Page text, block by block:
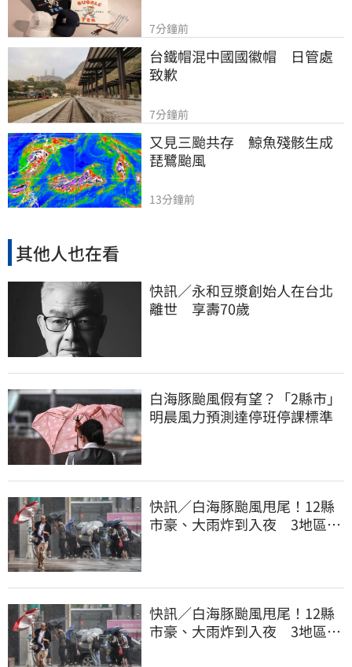
7分鐘前
台鐵帽混中國國徽帽　日管處
致歉
7分鐘前
又見三颱共存　鯨魚殘骸生成
琵鷺颱風
13分鐘前
其他人也在看
快訊／永和豆漿創始人在台北
離世 享壽70歲
白海豚颱風假有望？「2縣市」
明晨風力預測達停班停課標準
快訊／白海豚颱風甩尾！12縣
市豪、大雨炸到入夜 3地區有
快訊／白海豚颱風甩尾！12縣
市豪、大雨炸到入夜 3地區有